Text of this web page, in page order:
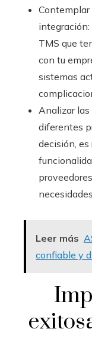
integración:
TMS que
con tu
sistemas
Analizar
diferentes
decisión,
Leer más
confiable y